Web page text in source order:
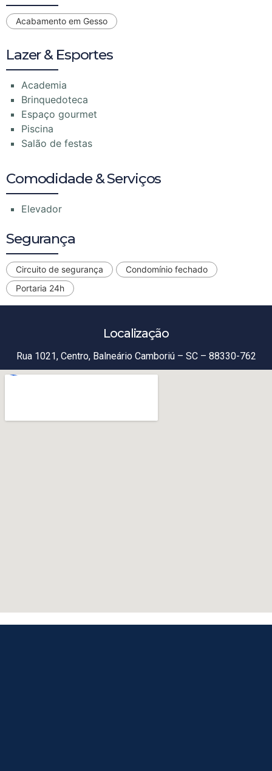
Acabamento em Gesso
Lazer & Esportes
Academia
Brinquedoteca
Espaço gourmet
Piscina
Salão de festas
Comodidade & Serviços
Elevador
Segurança
Circuito de segurança
Condomínio fechado
Portaria 24h
Localização
Rua 1021, Centro, Balneário Camboriú – SC – 88330-762